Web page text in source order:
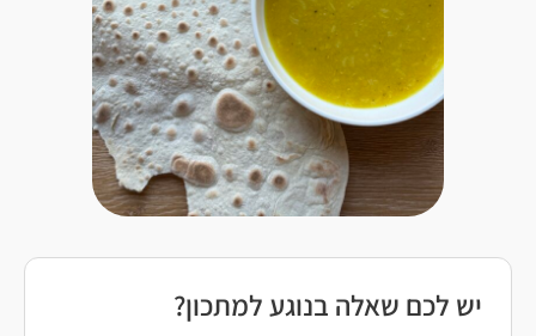
יש לכם שאלה בנוגע למתכון?